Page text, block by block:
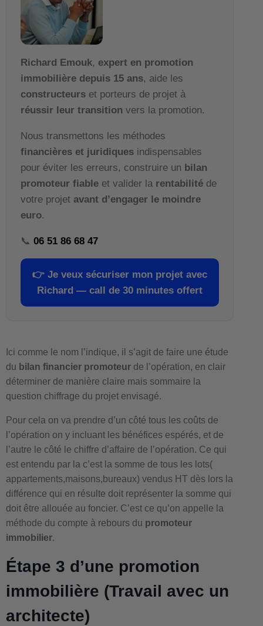
Richard Emouk, expert en promotion
immobilière depuis 15 ans, aide les
constructeurs et porteurs de projet à
réussir leur transition vers la promotion.
Nous transmettons les méthodes
financières et juridiques indispensables
pour éviter les erreurs, construire un bilan
promoteur fiable et valider la rentabilité de
votre projet avant d’engager le moindre
euro.
📞 06 51 86 68 47
👉 Je veux sécuriser mon projet avec
Richard — call de 30 minutes offert
Ici comme le nom l’indique, il s’agit de faire une étude
du bilan financier promoteur de l’opération, en clair
déterminer de manière claire mais sommaire la
question chiffrage du projet envisagé.
Pour cela on va prendre d’un côté tous les coûts de
l’opération on y incluant les bénéfices espérés, et de
l’autre le côté le chiffre d’affaire de l’opération. Ce qui
est entendu par la c’est la somme de tous les lots(
appartements,maisons,bureaux) vendus HT dès lors la
différence qui en résulte doit représenter la somme qui
doit être allouée au foncier. C’est ce qu’on appelle la
méthode du compte à rebours du promoteur
immobilier.
Étape 3 d’une promotion
immobilière (Travail avec un
architecte)